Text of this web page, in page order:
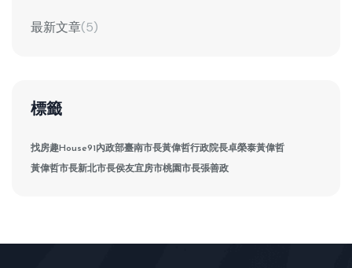
最新文章(5)
標籤
找房趣House91 內政部臺南市長黃偉哲行政院長卓榮泰黃偉哲
黃偉哲市長新北市長侯友宜房市桃園市長張善政